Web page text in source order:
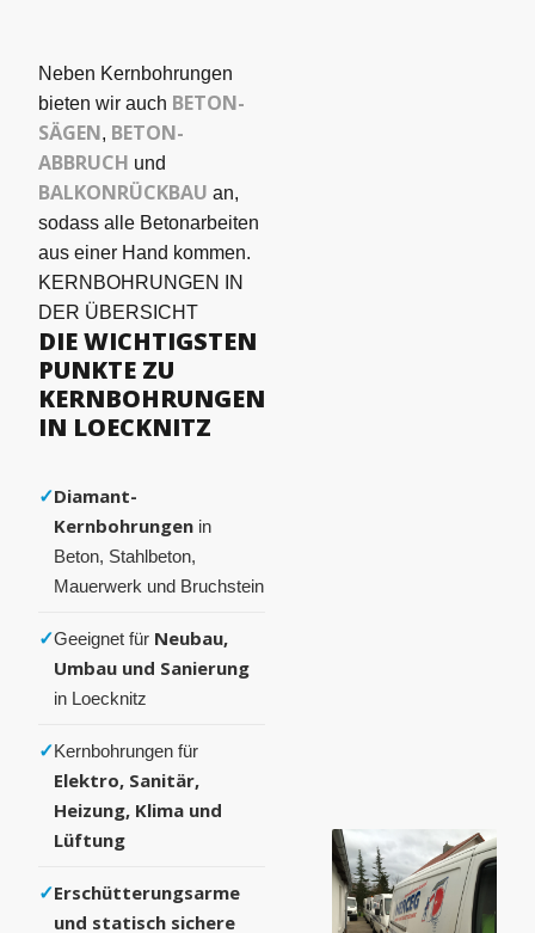
Neben Kernbohrungen
bieten wir auch BETON­
SÄGEN, BETON-
ABBRUCH und
BALKONRÜCKBAU an,
sodass alle Betonarbeiten
aus einer Hand kommen.
KERNBOHRUNGEN IN
DER ÜBERSICHT
DIE WICHTIGSTEN
PUNKTE ZU
KERNBOHRUNGEN
IN LOECKNITZ
✓Diamant-
Kernbohrungen in
Beton, Stahlbeton,
Mauerwerk und Bruchstein
✓Geeignet für Neubau,
Umbau und Sanierung
in Loecknitz
✓Kernbohrungen für
Elektro, Sanitär,
Heizung, Klima und
Lüftung
✓Erschütterungsarme
und statisch sichere